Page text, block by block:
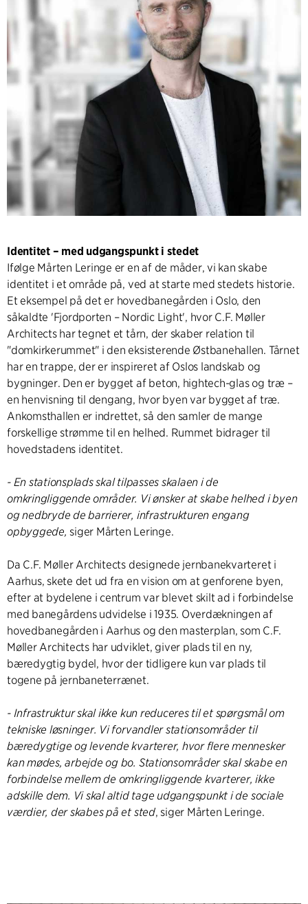
Identitet – med udgangspunkt i stedet
Ifølge Mårten Leringe er en af de måder, vi kan skabe
identitet i et område på, ved at starte med stedets historie.
Et eksempel på det er hovedbanegården i Oslo, den
såkaldte 'Fjordporten – Nordic Light', hvor C.F. Møller
Architects har tegnet et tårn, der skaber relation til
"domkirkerummet" i den eksisterende Østbanehallen. Tårnet
har en trappe, der er inspireret af Oslos landskab og
bygninger. Den er bygget af beton, hightech-glas og træ –
en henvisning til dengang, hvor byen var bygget af træ.
Ankomsthallen er indrettet, så den samler de mange
forskellige strømme til en helhed. Rummet bidrager til
hovedstadens identitet.
- En stationsplads skal tilpasses skalaen i de
omkringliggende områder. Vi ønsker at skabe helhed i byen
og nedbryde de barrierer, infrastrukturen engang
opbyggede,siger Mårten Leringe.
Da C.F. Møller Architects designede jernbanekvarteret i
Aarhus, skete det ud fra en vision om at genforene byen,
efter at bydelene i centrum var blevet skilt ad i forbindelse
med banegårdens udvidelse i 1935. Overdækningen af
hovedbanegården i Aarhus og den masterplan, som C.F.
Møller Architects har udviklet, giver plads til en ny,
bæredygtig bydel, hvor der tidligere kun var plads til
togene på jernbaneterrænet.
- Infrastruktur skal ikke kun reduceres til et spørgsmål om
tekniske løsninger. Vi forvandler stationsområder til
bæredygtige og levende kvarterer, hvor flere mennesker
kan mødes, arbejde og bo. Stationsområder skal skabe en
forbindelse mellem de omkringliggende kvarterer, ikke
adskille dem. Vi skal altid tage udgangspunkt i de sociale
værdier, der skabes på et sted, siger Mårten Leringe.